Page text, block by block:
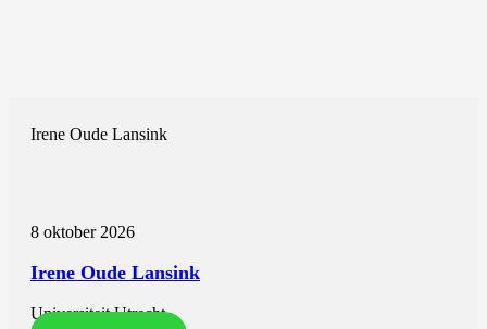
Irene Oude Lansink
8 oktober 2026
Irene Oude Lansink
Universiteit Utrecht